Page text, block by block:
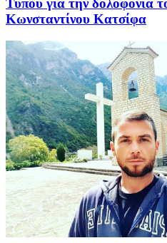
Τύπου για την δολοφονία
Κωνσταντίνου Κατσίφα